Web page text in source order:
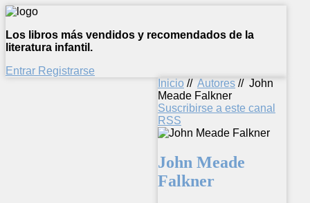
Los libros más vendidos y recomendados de la
literatura infantil.
Entrar Registrarse
Inicio // Autores // John
Meade Falkner
Suscribirse a este canal
RSS
John Meade
Falkner